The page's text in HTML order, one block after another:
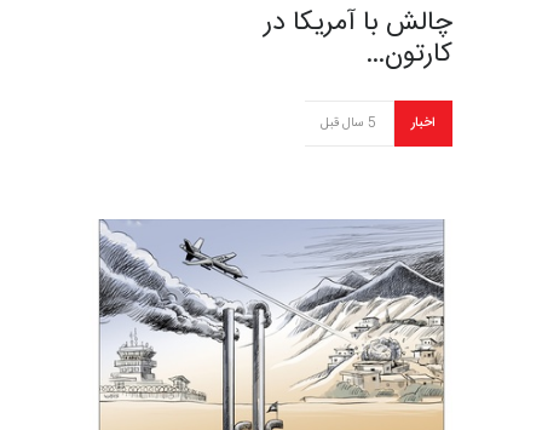
چالش با آمریکا در
کارتون…
اخبار 5 سال قبل